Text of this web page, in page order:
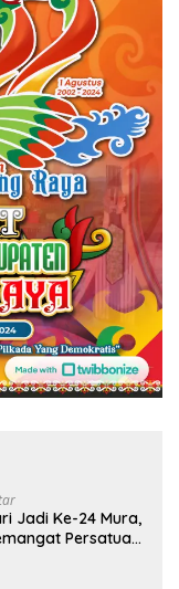
Jadi Ke-24 Mura,
Persatuan